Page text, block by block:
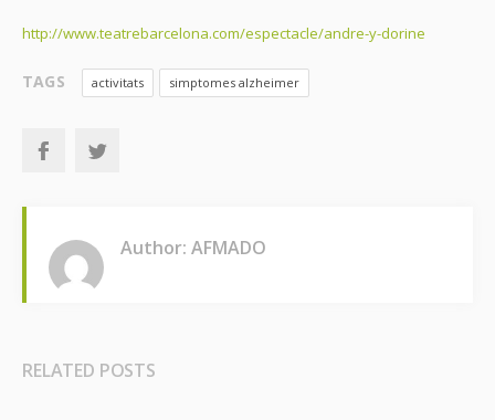
http://www.teatrebarcelona.com/espectacle/andre-y-dorine
TAGS activitats simptomes alzheimer
Author: AFMADO
RELATED POSTS